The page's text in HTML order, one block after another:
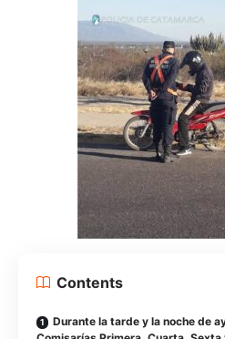
Contents
Durante la tarde y la noche de